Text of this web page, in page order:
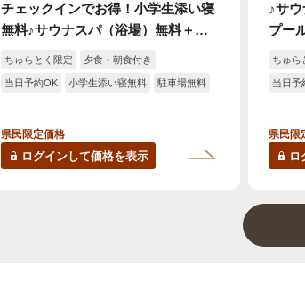
チェックインでお得！小学生添い寝
無料♪サウナスパ（浴場）無料＋屋
内外プールも入り放題！夕食はセミ
ちゅらとく限定 夕食・朝食付き
当日予約OK 小学生添い寝無料 駐車場無料
県民限定価格
ログインして価格を表示
♪サ
プー
ちゅら
当日予
県民限
ロ